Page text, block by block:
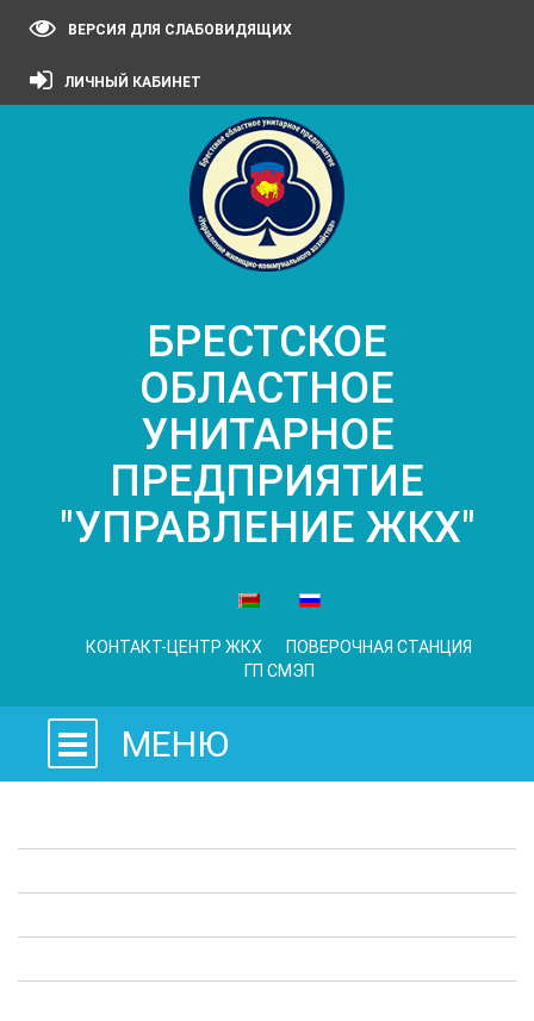
ВЕРСИЯ ДЛЯ СЛАБОВИДЯЩИХ
ЛИЧНЫЙ КАБИНЕТ
БРЕСТСКОЕ
ОБЛАСТНОЕ
УНИТАРНОЕ
ПРЕДПРИЯТИЕ
"УПРАВЛЕНИЕ ЖКХ"
КОНТАКТ-ЦЕНТР ЖКХ
ПОВЕРОЧНАЯ СТАНЦИЯ
ГП СМЭП
МЕНЮ